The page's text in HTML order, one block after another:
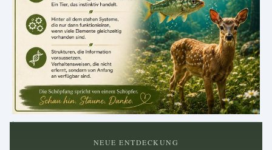
.
NEUE ENTDECKUNG